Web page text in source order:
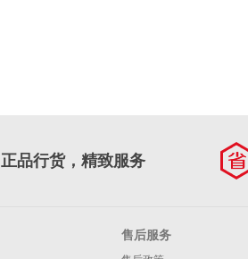
正品行货，精致服务
售后服务